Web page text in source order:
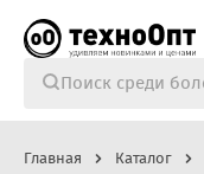
Главная Каталог